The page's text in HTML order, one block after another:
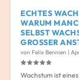
ECHTES
WARUM
SELBST
GROSSER
von Felix Bennien |
Wachstum ist